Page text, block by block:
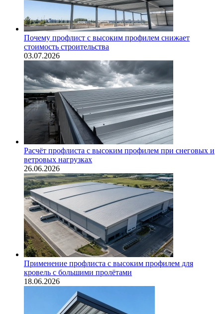
Почему профлист с высоким профилем снижает
стоимость строительства
03.07.2026
Расчёт профлиста с высоким профилем при снеговых и
ветровых нагрузках
26.06.2026
Применение профлиста с высоким профилем для
кровель с большими пролётами
18.06.2026